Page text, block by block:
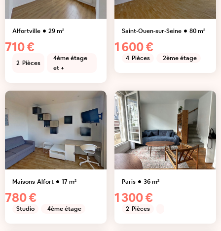
Alfortville 29m²
710 €
2 Pièces
4ème étage
et +
Saint-Ouen-sur-Seine 80m²
1 600 €
4 Pièces 2ème étage
Maisons-Alfort 17m²
780 €
Studio 4ème étage
Paris 36m²
1 300 €
2 Pièces